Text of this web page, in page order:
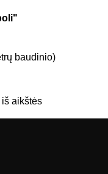
baudinio)
aikštės